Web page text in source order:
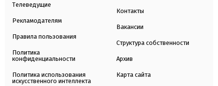
Телеведущие
Рекламодателям
Правила пользования
Политика
конфиденциальности
Политика использования
искусственного интеллекта
Контакты
Вакансии
Структура собственности
Архив
Карта сайта